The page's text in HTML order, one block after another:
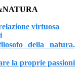
virtuosa
della natura.
la proprie passioni